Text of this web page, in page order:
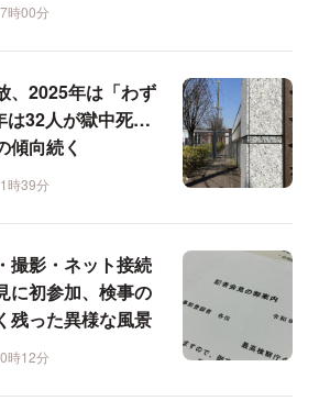
時00分
、2025年は「わず
は32人が獄中死…
傾向続く
時39分
撮影・ネット接続
に初参加、検事の
残った異様な風景
時12分